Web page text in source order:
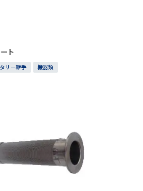
ト
リー継手 機器類